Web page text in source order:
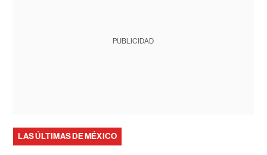
PUBLICIDAD
LAS ÚLTIMAS DE MÉXICO